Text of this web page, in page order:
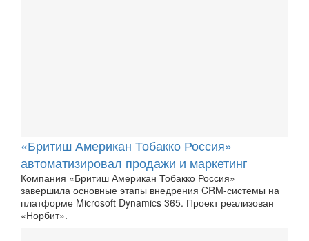
«Бритиш Американ Тобакко Россия»
автоматизировал продажи и маркетинг
Компания «Бритиш Американ Тобакко Россия»
завершила основные этапы внедрения CRM-системы на
платформе Microsoft Dynamics 365. Проект реализован
«Норбит».